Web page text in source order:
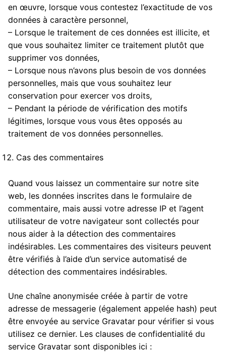
en œuvre, lorsque vous contestez l’exactitude de vos
données à caractère personnel,
– Lorsque le traitement de ces données est illicite, et
que vous souhaitez limiter ce traitement plutôt que
supprimer vos données,
– Lorsque nous n’avons plus besoin de vos données
personnelles, mais que vous souhaitez leur
conservation pour exercer vos droits,
– Pendant la période de vérification des motifs
légitimes, lorsque vous vous êtes opposés au
traitement de vos données personnelles.
Cas des commentaires
Quand vous laissez un commentaire sur notre site
web, les données inscrites dans le formulaire de
commentaire, mais aussi votre adresse IP et l’agent
utilisateur de votre navigateur sont collectés pour
nous aider à la détection des commentaires
indésirables. Les commentaires des visiteurs peuvent
être vérifiés à l’aide d’un service automatisé de
détection des commentaires indésirables.
Une chaîne anonymisée créée à partir de votre
adresse de messagerie (également appelée hash) peut
être envoyée au service Gravatar pour vérifier si vous
utilisez ce dernier. Les clauses de confidentialité du
service Gravatar sont disponibles ici :